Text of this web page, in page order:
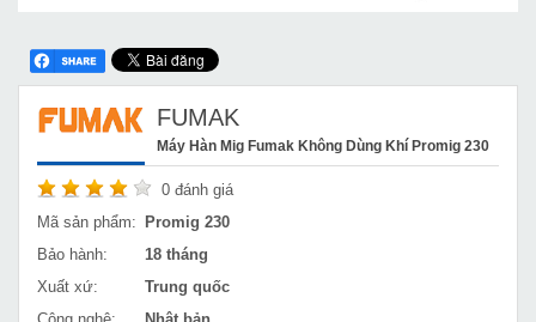
FUMAK
Máy Hàn Mig Fumak Không Dùng Khí Promig 230
0 đánh giá
Mã sản phẩm:
Promig 230
Bảo hành:
18 tháng
Xuất xứ:
Trung quốc